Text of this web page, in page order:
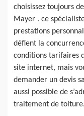
choisissez toujours
Mayer . ce
prestations
défient la
conditions tarifaires
site internet, mais
demander un devis
aussi possible de
traitement de toiture.